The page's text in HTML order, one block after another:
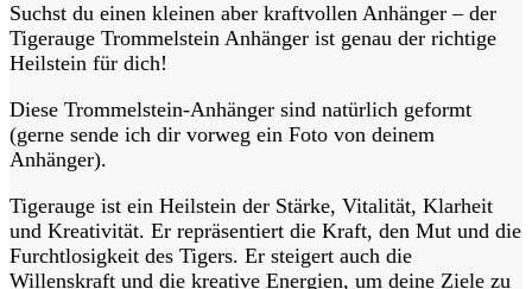
Suchst du einen kleinen aber kraftvollen Anhänger – der
Tigerauge Trommelstein Anhänger ist genau der richtige
Heilstein für dich!
Diese Trommelstein-Anhänger sind natürlich geformt
(gerne sende ich dir vorweg ein Foto von deinem
Anhänger).
Tigerauge ist ein Heilstein der Stärke, Vitalität, Klarheit
und Kreativität. Er repräsentiert die Kraft, den Mut und die
Furchtlosigkeit des Tigers. Er steigert auch die
Willenskraft und die kreative Energien, um deine Ziele zu